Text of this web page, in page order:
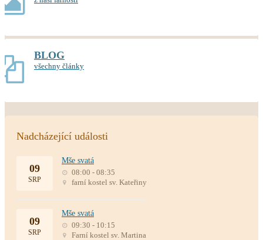
BLOG
všechny články
Nadcházející události
09
SRP
Mše svatá
08:00 - 08:35
farní kostel sv. Kateřiny
09
SRP
Mše svatá
09:30 - 10:15
Farní kostel sv. Martina